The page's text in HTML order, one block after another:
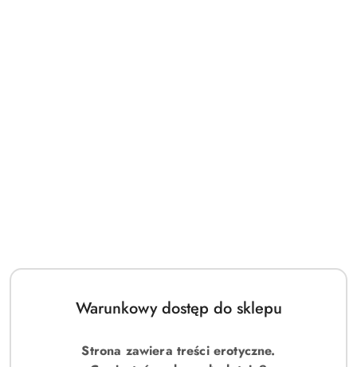
Warunkowy dostęp do sklepu
Strona zawiera treści erotyczne.